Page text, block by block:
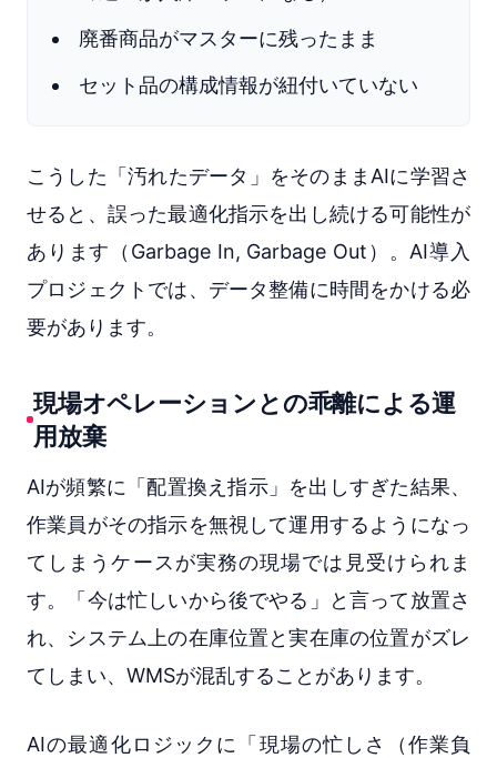
廃番商品がマスターに残ったまま
セット品の構成情報が紐付いていない
こうした「汚れたデータ」をそのままAIに学習さ
せると、誤った最適化指示を出し続ける可能性が
あります（Garbage In, Garbage Out）。AI導入
プロジェクトでは、データ整備に時間をかける必
要があります。
現場オペレーションとの乖離による運
用放棄
AIが頻繁に「配置換え指示」を出しすぎた結果、
作業員がその指示を無視して運用するようになっ
てしまうケースが実務の現場では見受けられま
す。「今は忙しいから後でやる」と言って放置さ
れ、システム上の在庫位置と実在庫の位置がズレ
てしまい、WMSが混乱することがあります。
AIの最適化ロジックに「現場の忙しさ（作業負